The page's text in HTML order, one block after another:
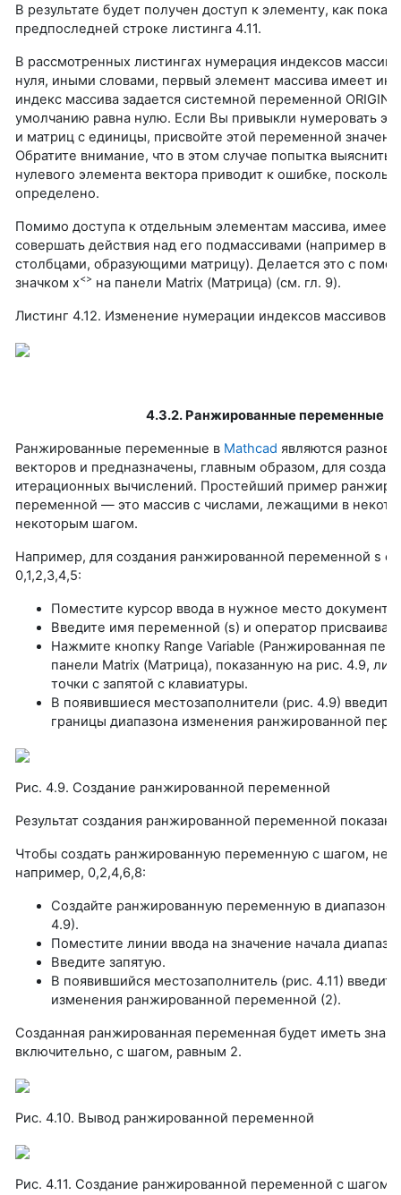
В результате будет получен доступ к элементу, как
предпоследней строке листинга 4.11.
В рассмотренных листингах нумерация индексов
нуля, иными словами, первый элемент массива имеет
индекс массива задается системной переменной ORIGIN,
умолчанию равна нулю. Если Вы привыкли нумеровать
и матриц с единицы, присвойте этой переменной
Обратите внимание, что в этом случае попытка выяснить
нулевого элемента вектора приводит к ошибке,
определено.
Помимо доступа к отдельным элементам массива,
совершать действия над его подмассивами (например
столбцами, образующими матрицу). Делается это с
значком х<> на панели Matrix (Матрица) (см. гл. 9).
Листинг 4.12. Изменение нумерации индексов массивов
4.3.2. Ранжированные переменные
Ранжированные переменные в Mathcad являются
векторов и предназначены, главным образом, для
итерационных вычислений. Простейший пример
переменной — это массив с числами, лежащими в
некоторым шагом.
Например, для создания ранжированной переменной s с
0,1,2,3,4,5:
Поместите курсор ввода в нужное место документа.
Введите имя переменной (s) и оператор
Нажмите кнопку Range Variable (Ранжированная
панели Matrix (Матрица), показанную на рис. 4.9,
точки с запятой с клавиатуры.
В появившиеся местозаполнители (рис. 4.9)
границы диапазона изменения ранжированной
Рис. 4.9. Создание ранжированной переменной
Результат создания ранжированной переменной показан
Чтобы создать ранжированную переменную с шагом, не
например, 0,2,4,6,8:
Создайте ранжированную переменную в диапазоне
4.9).
Поместите линии ввода на значение начала
Введите запятую.
В появившийся местозаполнитель (рис. 4.11)
изменения ранжированной переменной (2).
Созданная ранжированная переменная будет иметь
включительно, с шагом, равным 2.
Рис. 4.10. Вывод ранжированной переменной
Рис. 4.11. Создание ранжированной переменной с шагом,